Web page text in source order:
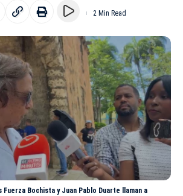
2 Min Read
Fuerza Bochista y Juan Pablo Duarte llaman a